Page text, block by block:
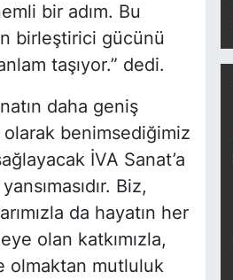
bir adım. Bu
birleştirici gücünü
taşıyor.” dedi.
daha geniş
olarak benimsediğimiz
İVA Sanat’a
Biz,
da hayatın her
olan katkımızla,
olmaktan mutluluk